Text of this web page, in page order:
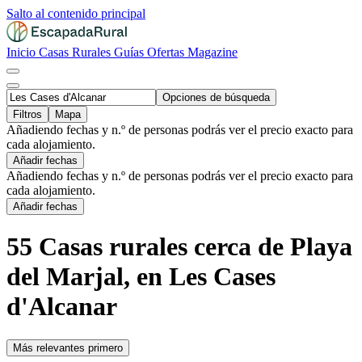
Salto al contenido principal
Inicio Casas Rurales Guías Ofertas Magazine
Opciones de búsqueda
Filtros
Mapa
Añadiendo fechas y n.º de personas podrás ver el precio exacto para
cada alojamiento.
Añadir fechas
Añadiendo fechas y n.º de personas podrás ver el precio exacto para
cada alojamiento.
Añadir fechas
55 Casas rurales cerca de Playa
del Marjal, en Les Cases
d'Alcanar
Más relevantes primero